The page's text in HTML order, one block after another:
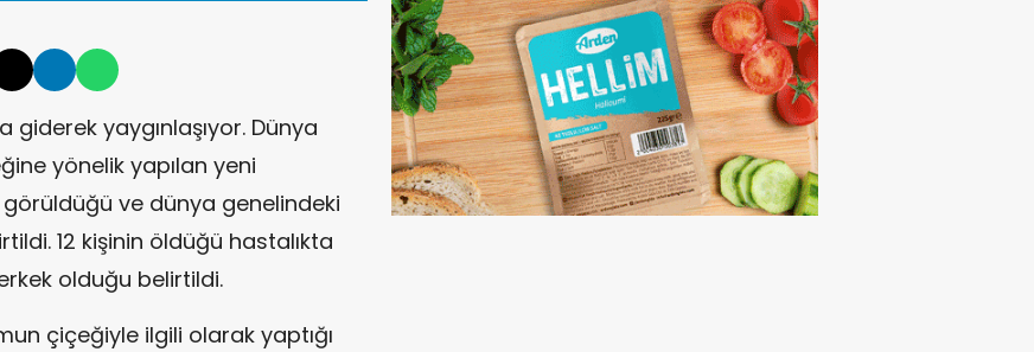
yaygınlaşıyor. Dünya
yönelik yapılan yeni
görüldüğü ve dünya genelindeki
12 kişinin öldüğü hastalıkta
olduğu belirtildi.
çiçeğiyle ilgili olarak yaptığı